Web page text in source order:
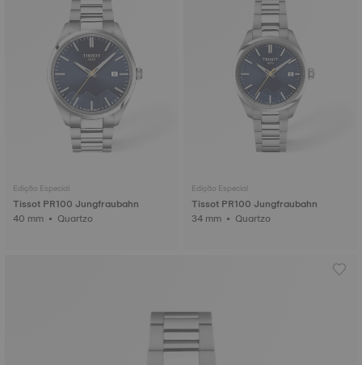
Edição Especial
Tissot PR100 Jungfraubahn
40 mm • Quartzo
Edição Especial
Tissot PR100 Jungfraubahn
34 mm • Quartzo